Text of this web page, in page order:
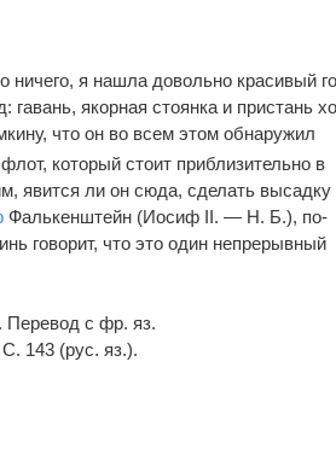
ничего, я нашла довольно красивый
якорная стоянка и пристань
что он во всем этом обнаружил
который стоит приблизительно в
явится ли он сюда, сделать высадку
Фалькенштейн (Иосиф II. — Н. Б.), по-
говорит, что это один непрерывный
Перевод с фр. яз.
143 (рус. яз.).